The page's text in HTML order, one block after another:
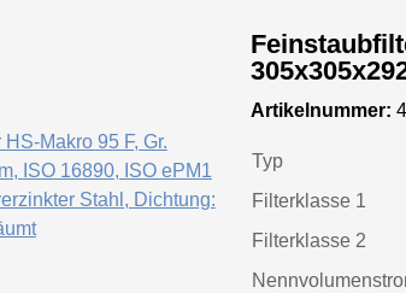
Rahmen:
geschäumt
Artikelnummer:
Typ
Filterklasse 1
Filterklasse 2